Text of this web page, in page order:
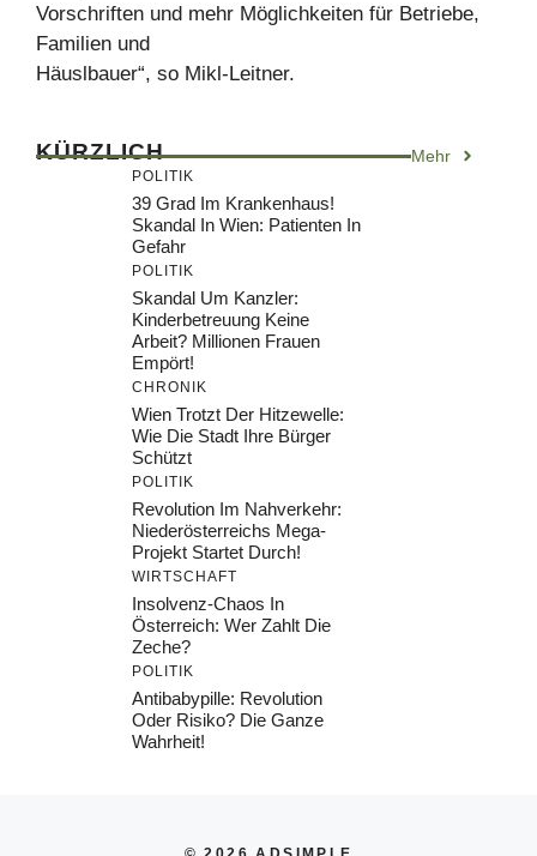
Vorschriften und mehr Möglichkeiten für Betriebe,
Familien und
Häuslbauer“, so Mikl-Leitner.
KÜRZLICH Mehr
POLITIK
39 Grad Im Krankenhaus!
Skandal In Wien: Patienten In
Gefahr
POLITIK
Skandal Um Kanzler:
Kinderbetreuung Keine
Arbeit? Millionen Frauen
Empört!
CHRONIK
Wien Trotzt Der Hitzewelle:
Wie Die Stadt Ihre Bürger
Schützt
POLITIK
Revolution Im Nahverkehr:
Niederösterreichs Mega-
Projekt Startet Durch!
WIRTSCHAFT
Insolvenz-Chaos In
Österreich: Wer Zahlt Die
Zeche?
POLITIK
Antibabypille: Revolution
Oder Risiko? Die Ganze
Wahrheit!